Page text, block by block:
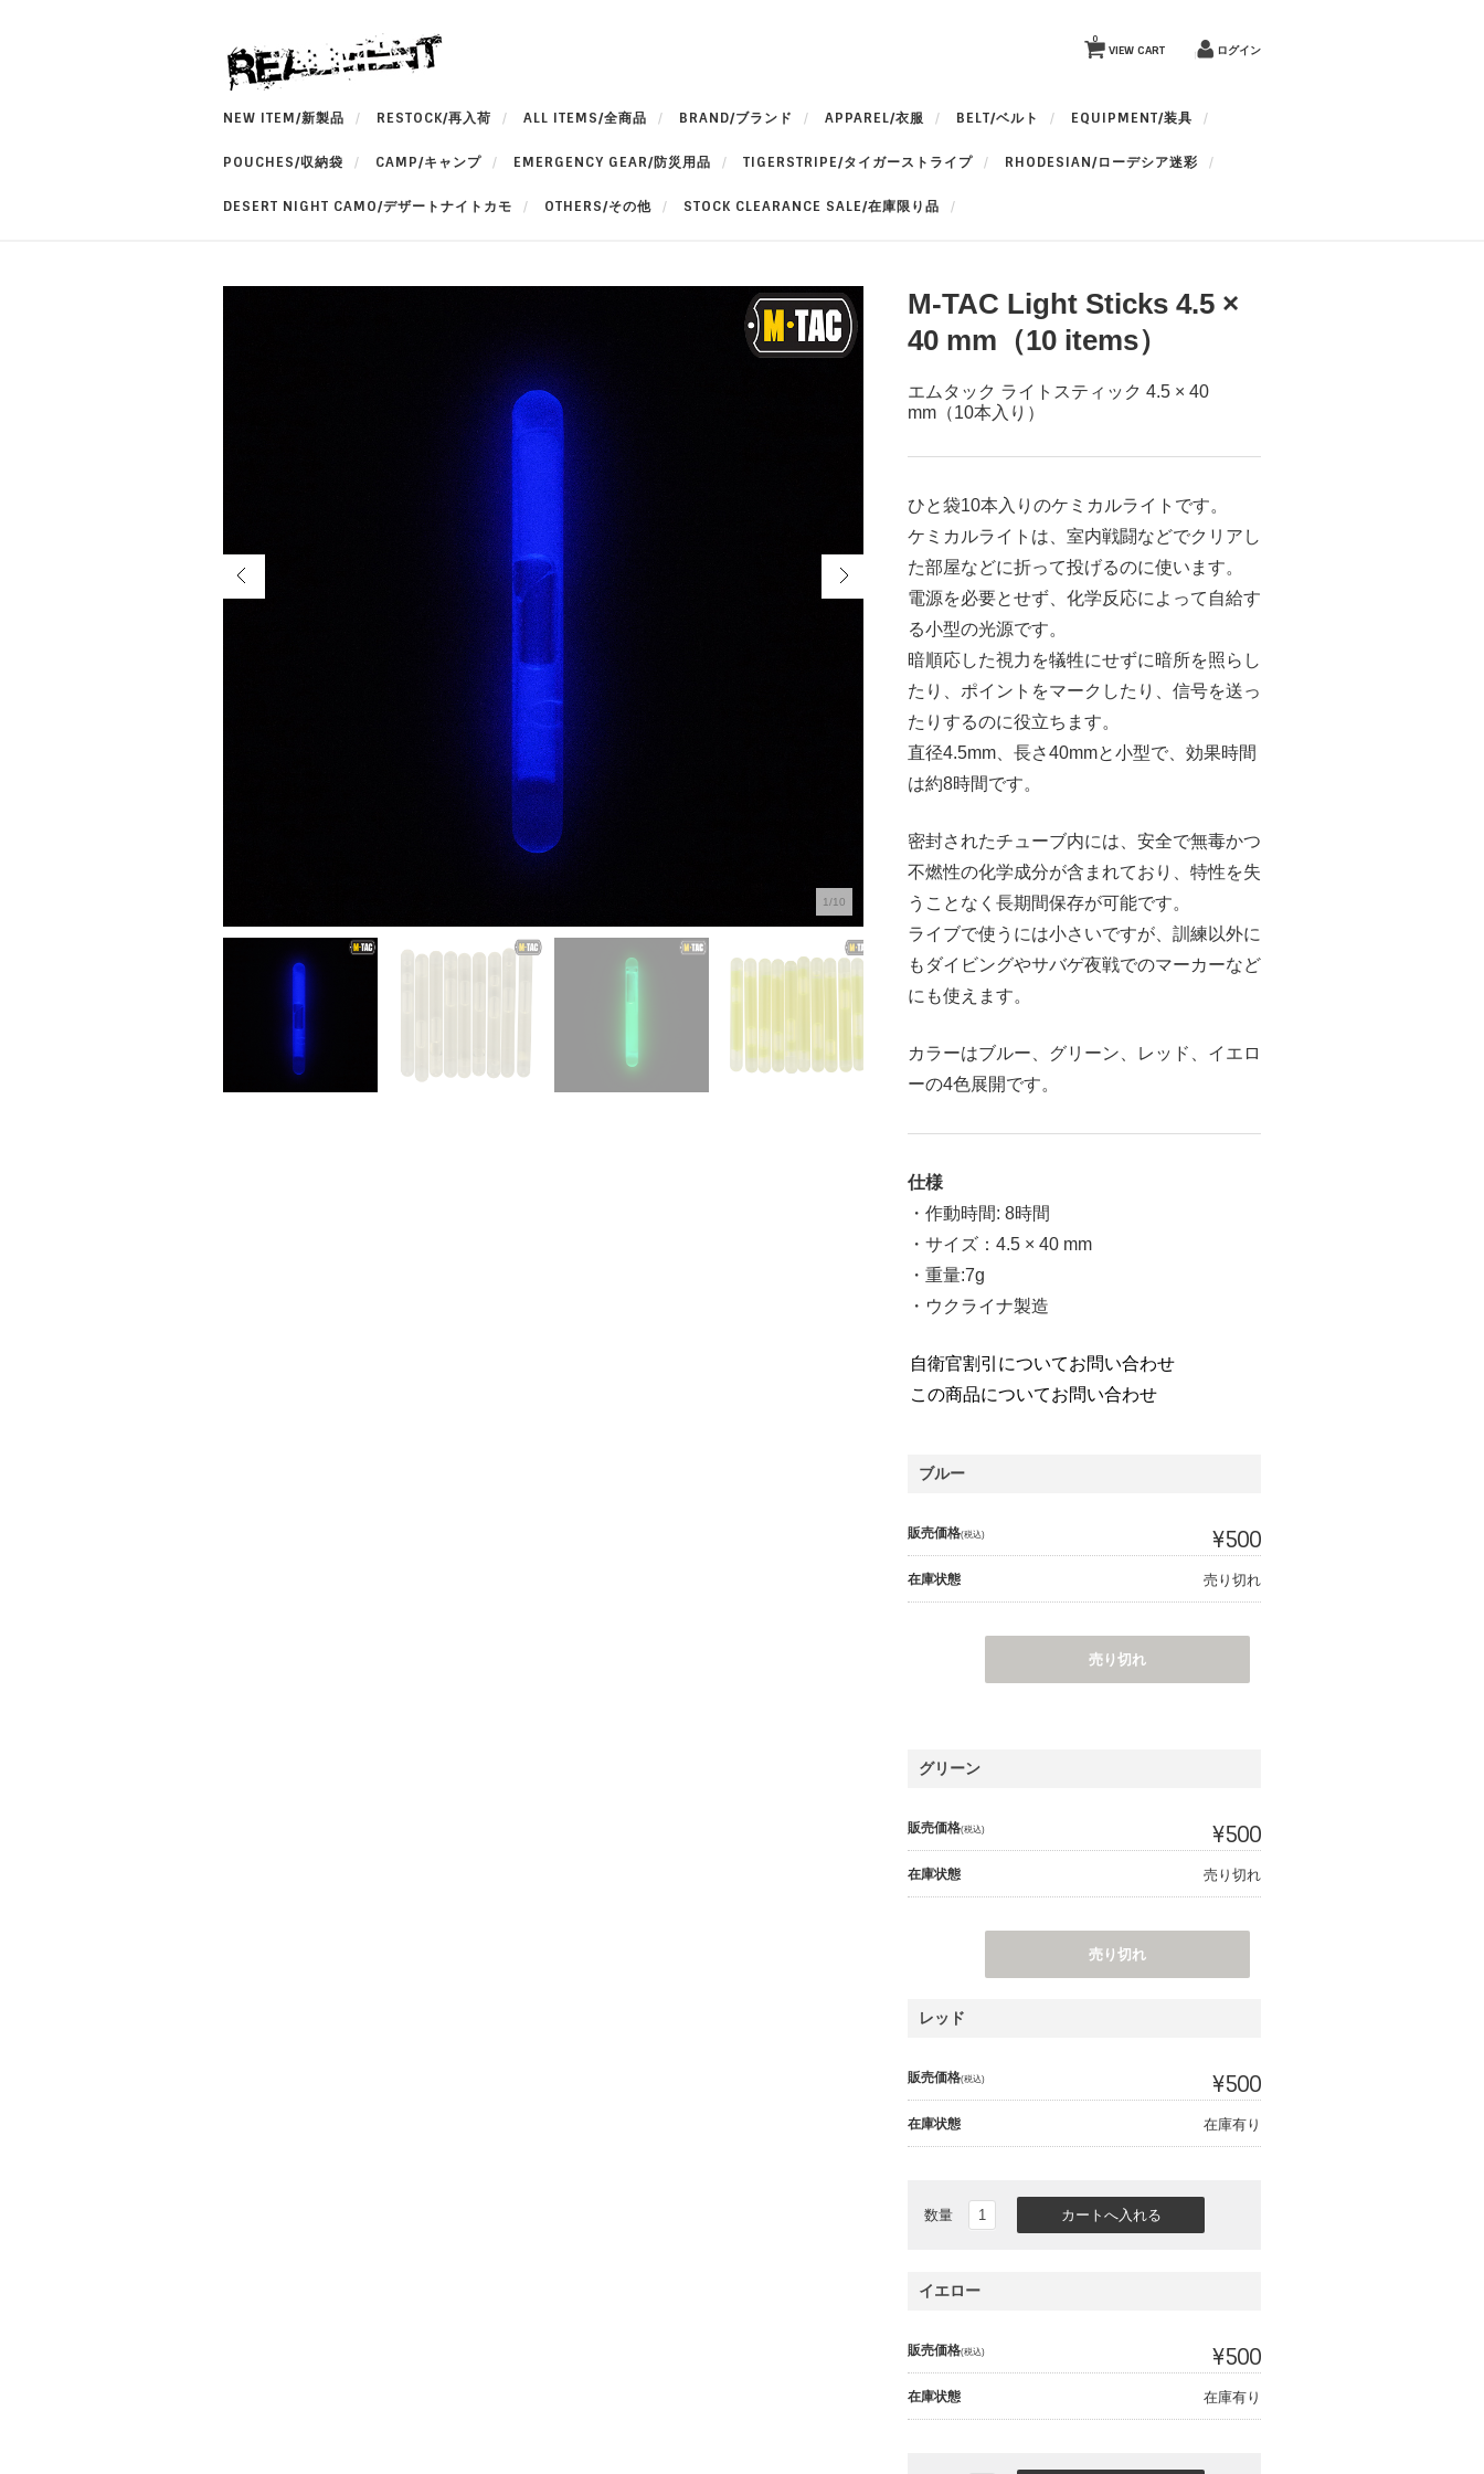
VIEW CART
0
ログイン
NEW ITEM/新製品 RESTOCK/再入荷 ALL ITEMS/全商品 BRAND/ブランド APPAREL/衣服 BELT/ベルト EQUIPMENT/装具
POUCHES/収納袋 CAMP/キャンプ EMERGENCY GEAR/防災用品 TIGERSTRIPE/タイガーストライプ RHODESIAN/ローデシア迷彩
DESERT NIGHT CAMO/デザートナイトカモ OTHERS/その他 STOCK CLEARANCE SALE/在庫限り品
1/10
M-TAC Light Sticks 4.5 ×
40 mm（10 items）
エムタック ライトスティック 4.5 × 40
mm（10本入り）
ひと袋10本入りのケミカルライトです。
ケミカルライトは、室内戦闘などでクリアし
た部屋などに折って投げるのに使います。
電源を必要とせず、化学反応によって自給す
る小型の光源です。
暗順応した視力を犠牲にせずに暗所を照らし
たり、ポイントをマークしたり、信号を送っ
たりするのに役立ちます。
直径4.5mm、長さ40mmと小型で、効果時間
は約8時間です。
密封されたチューブ内には、安全で無毒かつ
不燃性の化学成分が含まれており、特性を失
うことなく長期間保存が可能です。
ライブで使うには小さいですが、訓練以外に
もダイビングやサバゲ夜戦でのマーカーなど
にも使えます。
カラーはブルー、グリーン、レッド、イエロ
ーの4色展開です。
仕様
・作動時間: 8時間
・サイズ：4.5 × 40 mm
・重量:7g
・ウクライナ製造
自衛官割引についてお問い合わせ
この商品についてお問い合わせ
ブルー
販売価格(税込) ¥500
在庫状態 売り切れ
売り切れ
グリーン
販売価格(税込) ¥500
在庫状態 売り切れ
売り切れ
レッド
販売価格(税込) ¥500
在庫状態 在庫有り
数量
イエロー
販売価格(税込) ¥500
在庫状態 在庫有り